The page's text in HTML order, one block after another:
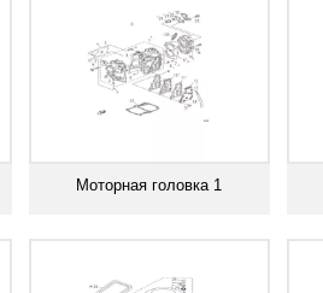
Моторная головка 1